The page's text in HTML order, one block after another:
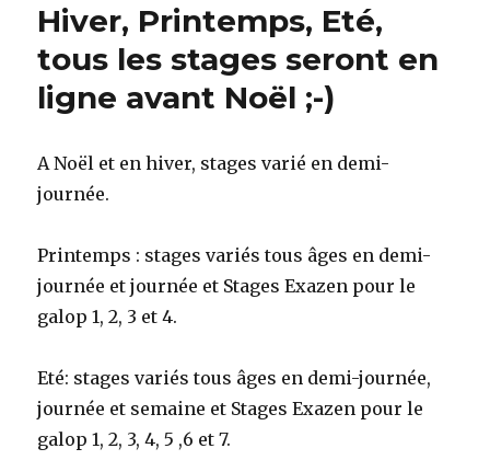
Hiver, Printemps, Eté,
tous les stages seront en
ligne avant Noël ;-)
A Noël et en hiver, stages varié en demi-
journée.
Printemps : stages variés tous âges en demi-
journée et journée et Stages Exazen pour le
galop 1, 2, 3 et 4.
Eté: stages variés tous âges en demi-journée,
journée et semaine et Stages Exazen pour le
galop 1, 2, 3, 4, 5 ,6 et 7.